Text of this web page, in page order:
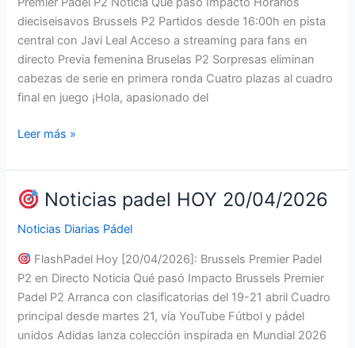
dieciseisavos Brussels P2 Partidos desde 16:00h en pista
central con Javi Leal Acceso a streaming para fans en
directo Previa femenina Bruselas P2 Sorpresas eliminan
cabezas de serie en primera ronda Cuatro plazas al cuadro
final en juego ¡Hola, apasionado del
padel
HOY
21/04/2026
Leer más »
Noticias padel HOY 20/04/2026
Noticias Diarias Pádel
FlashPadel Hoy [20/04/2026]: Brussels Premier Padel
P2 en Directo Noticia Qué pasó Impacto Brussels Premier
Padel P2 Arranca con clasificatorias del 19-21 abril Cuadro
principal desde martes 21, vía YouTube Fútbol y pádel
unidos Adidas lanza colección inspirada en Mundial 2026